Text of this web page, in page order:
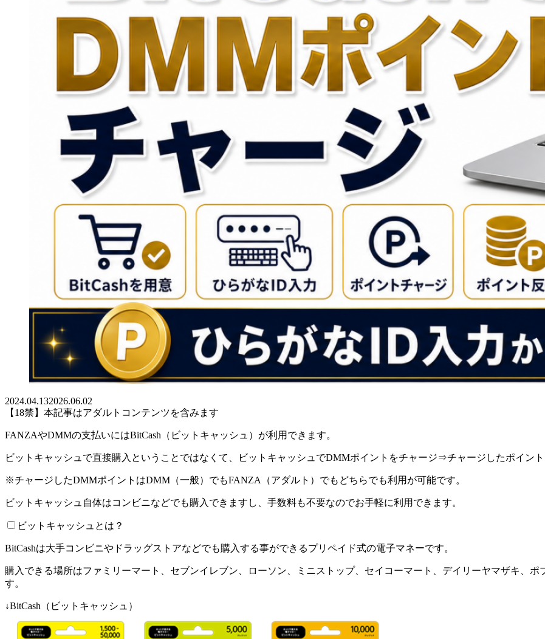
2024.04.132026.06.02
【18禁】本記事はアダルトコンテンツを含みます
FANZAやDMMの支払いにはBitCash（ビットキャッシュ）が利用できます。
ビットキャッシュで直接購入ということではなくて、ビットキャッシュでDMMポイントをチャージ⇒チャージしたポイン
※チャージしたDMMポイントはDMM（一般）でもFANZA（アダルト）でもどちらでも利用が可能です。
ビットキャッシュ自体はコンビニなどでも購入できますし、手数料も不要なのでお手軽に利用できます。
ビットキャッシュとは？
BitCashは大手コンビニやドラッグストアなどでも購入する事ができるプリペイド式の電子マネーです。
購入できる場所はファミリーマート、セブンイレブン、ローソン、ミニストップ、セイコーマート、デイリーヤマザキ、
す。
↓BitCash（ビットキャッシュ）